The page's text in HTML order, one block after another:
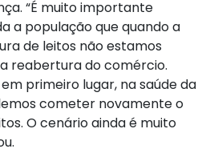
“É muito importante
a população que quando a
de leitos não estamos
reabertura do comércio.
primeiro lugar, na saúde da
cometer novamente o
O cenário ainda é muito